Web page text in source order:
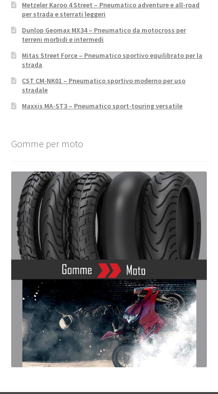
Metzeler Karoo 4 Street – Pneumatico adventure e all-road
per strada e sterrati leggeri
Dunlop Geomax MX34 – Pneumatico da motocross per
terreni morbidi e intermedi
Mitas Street Force – Pneumatico sportivo equilibrato per la
strada
CST CM-NK01 – Pneumatico sportivo moderno per uso
stradale
Maxxis MA-ST3 – Pneumatico sport-touring versatile
Gomme per moto